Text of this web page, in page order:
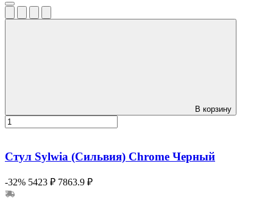
В корзину
Стул Sylwia (Сильвия) Сhrome Черный
-32% 5423 ₽ 7863.9 ₽